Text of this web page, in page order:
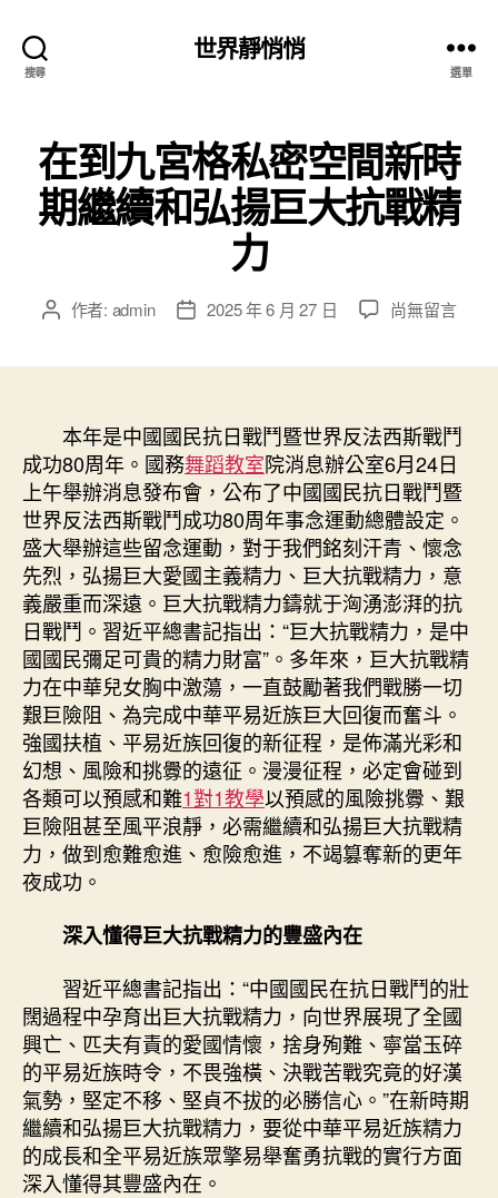
搜尋
世界靜悄悄
選單
在到九宮格私密空間新時
期繼續和弘揚巨大抗戰精
力
文 作者: admin
文
期
2025 年 6 月 27 日
在
格
私
密
空
間
新
時
期
繼
續
和
弘
揚
巨
大
抗
戰
精
力〉
尚無留言
本年是中國國民抗日戰鬥暨世界反法西斯戰鬥
成功80周年。國務舞蹈教室院消息辦公室6月24日
上午舉辦消息發布會，公布了中國國民抗日戰鬥暨
世界反法西斯戰鬥成功80周年事念運動總體設定。
盛大舉辦這些留念運動，對于我們銘刻汗青、懷念
先烈，弘揚巨大愛國主義精力、巨大抗戰精力，意
義嚴重而深遠。巨大抗戰精力鑄就于洶湧澎湃的抗
日戰鬥。習近平總書記指出：“巨大抗戰精力，是中
國國民彌足可貴的精力財富”。多年來，巨大抗戰精
力在中華兒女胸中激蕩，一直鼓勵著我們戰勝一切
艱巨險阻、為完成中華平易近族巨大回復而奮斗。
強國扶植、平易近族回復的新征程，是佈滿光彩和
幻想、風險和挑釁的遠征。漫漫征程，必定會碰到
各類可以預感和難1對1教學以預感的風險挑釁、艱
巨險阻甚至風平浪靜，必需繼續和弘揚巨大抗戰精
力，做到愈難愈進、愈險愈進，不竭篡奪新的更年
夜成功。
深入懂得巨大抗戰精力的豐盛內在
習近平總書記指出：“中國國民在抗日戰鬥的壯
闊過程中孕育出巨大抗戰精力，向世界展現了全國
興亡、匹夫有責的愛國情懷，捨身殉難、寧當玉碎
的平易近族時令，不畏強橫、決戰苦戰究竟的好漢
氣勢，堅定不移、堅貞不拔的必勝信心。”在新時期
繼續和弘揚巨大抗戰精力，要從中華平易近族精力
的成長和全平易近族眾擎易舉奮勇抗戰的實行方面
深入懂得其豐盛內在。